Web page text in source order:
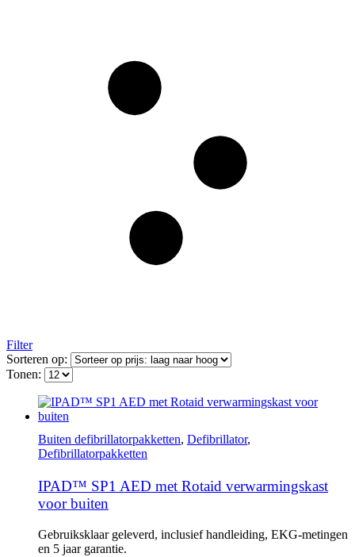
Filter
Sorteren op:
Tonen:
Buiten defibrillatorpakketten, Defibrillator,
Defibrillatorpakketten
IPAD™ SP1 AED met Rotaid verwarmingskast
voor buiten
Gebruiksklaar geleverd, inclusief handleiding, EKG-metingen
en 5 jaar garantie.